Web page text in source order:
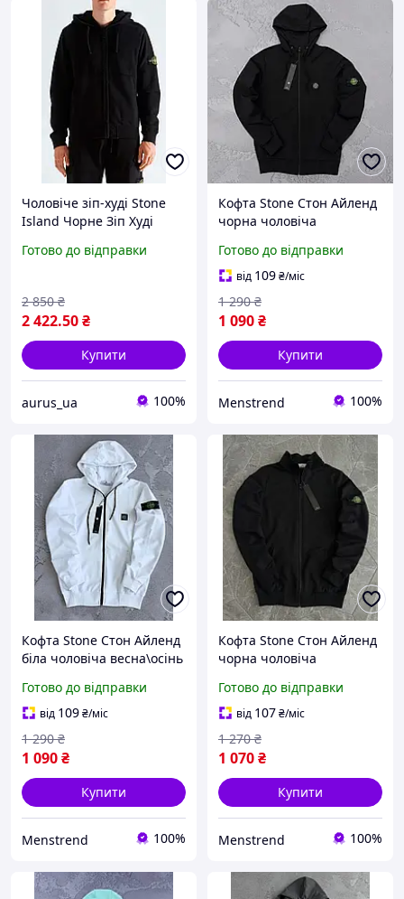
Чоловіче зіп-худі Stone
Island Чорне Зіп Худі
худі стонік
Готово до відправки
2 422.50₴
2 850 ₴
Купити
aurus_ua 100%
Кофта Stone Стон Айленд
чорна чоловіча
двухнитка, Толстовка
Стонік
Готово до відправки
від 109₴/міс
1 090₴
1 290 ₴
Купити
Menstrend 100%
Кофта Stone Стон Айленд
біла чоловіча весна\осінь
Толстовка Стонік
Готово до відправки
від 109₴/міс
1 090₴
1 290 ₴
Купити
Menstrend 100%
Кофта Stone Стон Айленд
чорна чоловіча
двухнитка, олімпійка
Стонік
Готово до відправки
від 107₴/міс
1 070₴
1 270 ₴
Купити
Menstrend 100%